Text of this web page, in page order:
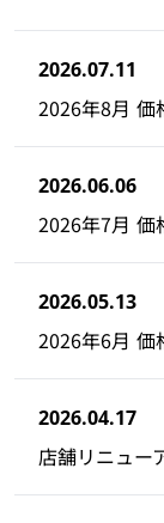
2026.07.11
2026年8月 価
2026.06.06
2026年7月 価
2026.05.13
2026年6月 価
2026.04.17
店舗リニュー